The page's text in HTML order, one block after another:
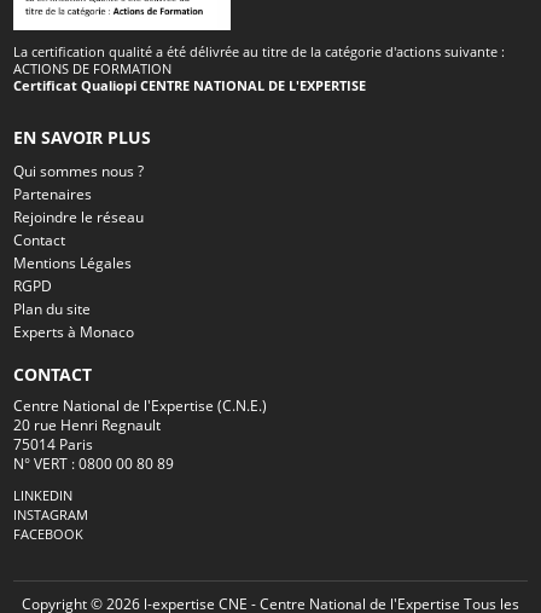
La certification qualité a été délivrée au titre de la catégorie d'actions suivante :
ACTIONS DE FORMATION
Certificat Qualiopi CENTRE NATIONAL DE L'EXPERTISE
EN SAVOIR PLUS
Qui sommes nous ?
Partenaires
Rejoindre le réseau
Contact
Mentions Légales
RGPD
Plan du site
Experts à Monaco
CONTACT
Centre National de l'Expertise (C.N.E.)
20 rue Henri Regnault
75014 Paris
N° VERT : 0800 00 80 89
LINKEDIN
INSTAGRAM
FACEBOOK
Copyright © 2026 l-expertise CNE - Centre National de l'Expertise Tous les